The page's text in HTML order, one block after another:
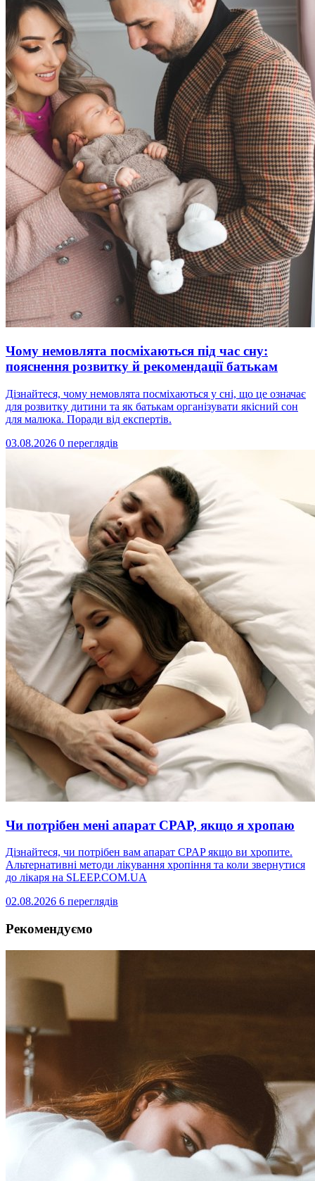
Чому немовлята посміхаються під час сну:
пояснення розвитку й рекомендації батькам
Дізнайтеся, чому немовлята посміхаються у сні, що це означає
для розвитку дитини та як батькам організувати якісний сон
для малюка. Поради від експертів.
03.08.2026 0 переглядів
Чи потрібен мені апарат CPAP, якщо я хропаю
Дізнайтеся, чи потрібен вам апарат CPAP якщо ви хропите.
Альтернативні методи лікування хропіння та коли звернутися
до лікаря на SLEEP.COM.UA
02.08.2026 6 переглядів
Рекомендуємо